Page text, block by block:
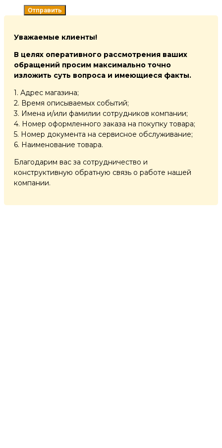
Отправить
Уважаемые клиенты!
В целях оперативного рассмотрения ваших
обращений просим максимально точно
изложить суть вопроса и имеющиеся факты.
1. Адрес магазина;
2. Время описываемых событий;
3. Имена и/или фамилии сотрудников компании;
4. Номер оформленного заказа на покупку товара;
5. Номер документа на сервисное обслуживание;
6. Наименование товара.
Благодарим вас за сотрудничество и
конструктивную обратную связь о работе нашей
компании.